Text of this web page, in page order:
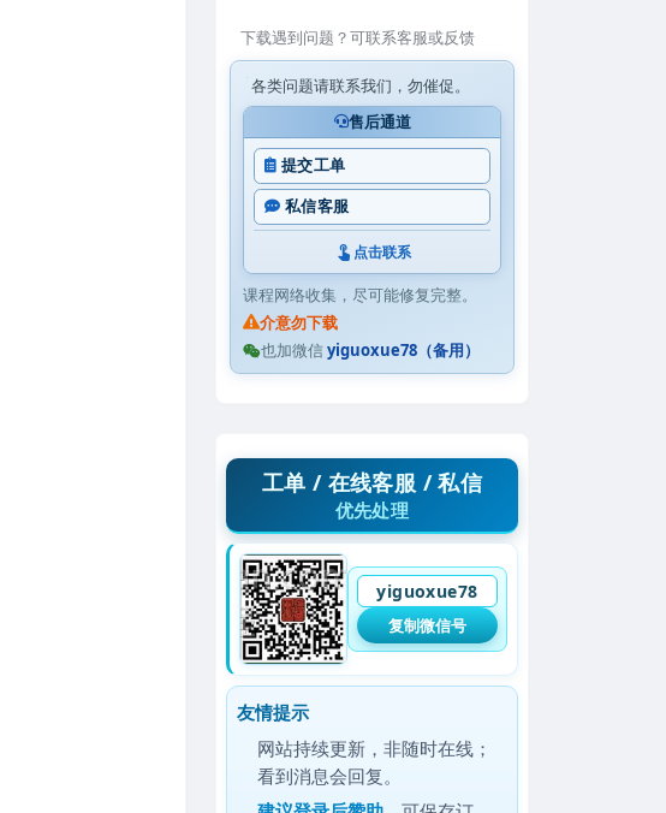
下载遇到问题？可联系客服或反馈
各类问题请联系我们，勿催促。
售后通道
提交工单
私信客服
点击联系
课程网络收集，尽可能修复完整。
介意勿下载
也加微信yiguoxue78（备用）
工单 / 在线客服 / 私信
优先处理
yiguoxue78
复制微信号
友情提示
网站持续更新，非随时在线；
看到消息会回复。